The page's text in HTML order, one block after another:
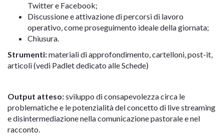
Twitter e Facebook;
Discussione e attivazione di percorsi di lavoro
operativo, come proseguimento ideale della giornata;
Chiusura.
Strumenti:materiali di approfondimento, cartelloni, post-it,
articoli (vedi Padlet dedicato alle Schede)
Output atteso:sviluppo di consapevolezza circa le
problematiche e le potenzialità del concetto di live streaming
e disintermediazione nella comunicazione pastorale e nel
racconto.